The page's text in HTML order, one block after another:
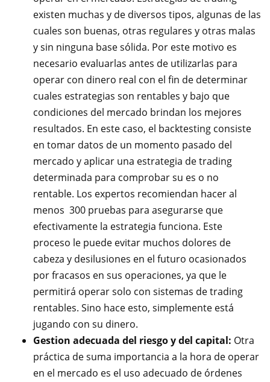
existen muchas y de diversos tipos, algunas de las
cuales son buenas, otras regulares y otras malas
y sin ninguna base sólida. Por este motivo es
necesario evaluarlas antes de utilizarlas para
operar con dinero real con el fin de determinar
cuales estrategias son rentables y bajo que
condiciones del mercado brindan los mejores
resultados. En este caso, el backtesting consiste
en tomar datos de un momento pasado del
mercado y aplicar una estrategia de trading
determinada para comprobar su es o no
rentable. Los expertos recomiendan hacer al
menos 300 pruebas para asegurarse que
efectivamente la estrategia funciona. Este
proceso le puede evitar muchos dolores de
cabeza y desilusiones en el futuro ocasionados
por fracasos en sus operaciones, ya que le
permitirá operar solo con sistemas de trading
rentables. Sino hace esto, simplemente está
jugando con su dinero.
Gestion adecuada del riesgo y del capital: Otra
práctica de suma importancia a la hora de operar
en el mercado es el uso adecuado de órdenes